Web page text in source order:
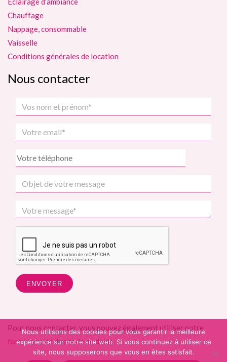
Chauffage
Nappage, consommable
Vaisselle
Conditions générales de location
Nous contacter
Pour nous contacter, vous pouvez également utiliser notre
formulaire de demande de devis.
Nous utilisons des cookies pour vous garantir la meilleure
expérience sur notre site web. Si vous continuez à utiliser ce
site, nous supposerons que vous en êtes satisfait.